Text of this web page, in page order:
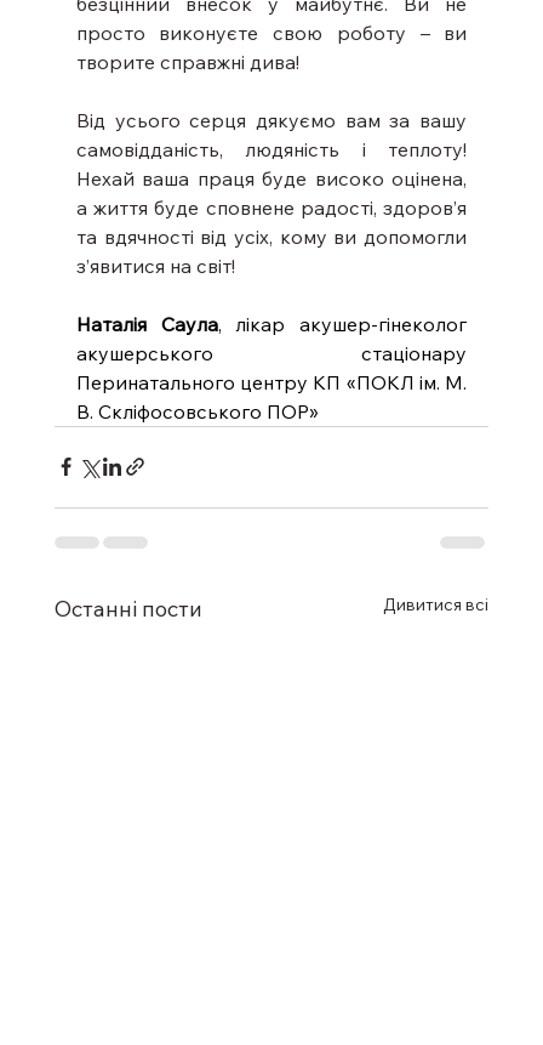
просто виконуєте свою роботу – ви
творите справжні дива!
Від усього серця дякуємо вам за вашу
самовідданість, людяність і теплоту!
Нехай ваша праця буде високо оцінена,
а життя буде сповнене радості, здоров’я
та вдячності від усіх, кому ви допомогли
з’явитися на світ!
Наталія Саула, лікар акушер-гінеколог
акушерського стаціонару
Перинатального центру КП «ПОКЛ ім. М.
В. Скліфосовського ПОР»
Останні пости Дивитися всі